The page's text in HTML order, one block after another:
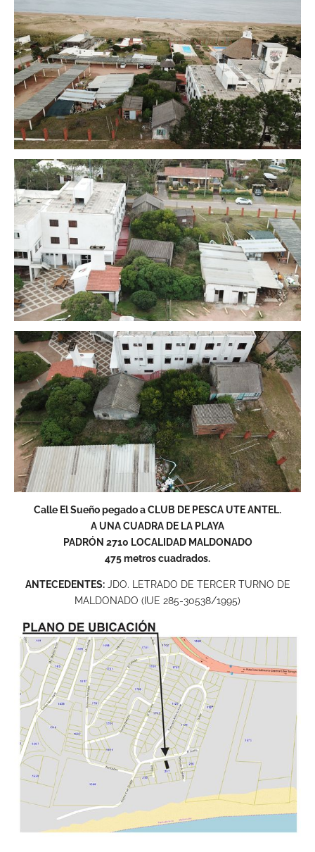
Calle El Sueño pegado a CLUB DE PESCA UTE ANTEL.
A UNA CUADRA DE LA PLAYA
PADRÓN 2710 LOCALIDAD MALDONADO
475 metros cuadrados.
ANTECEDENTES:JDO. LETRADO DE TERCER TURNO DE
MALDONADO (IUE 285-30538/1995)